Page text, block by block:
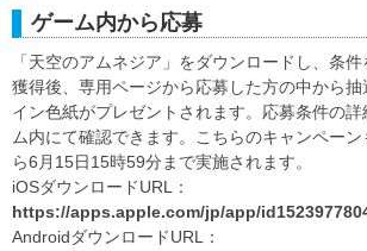
ゲーム内から応募
「天空のアムネジア」をダウンロードし、条
獲得後、専用ページから応募した方の中から
イン色紙がプレゼントされます。応募条件の
ム内にて確認できます。こちらのキャンペー
ら6月15日15時59分まで実施されます。
iOSダウンロードURL：
https://apps.apple.com/jp/app/
AndroidダウンロードURL：